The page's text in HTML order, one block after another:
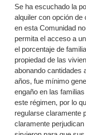
Se ha escuchado la
alquiler con opción de
en esta Comunidad
permita el acceso a
el porcentaje de
propiedad de las
abonando cantidades
años, fue mínimo
engaño en las
este régimen, por lo
regularse claramente
claramente